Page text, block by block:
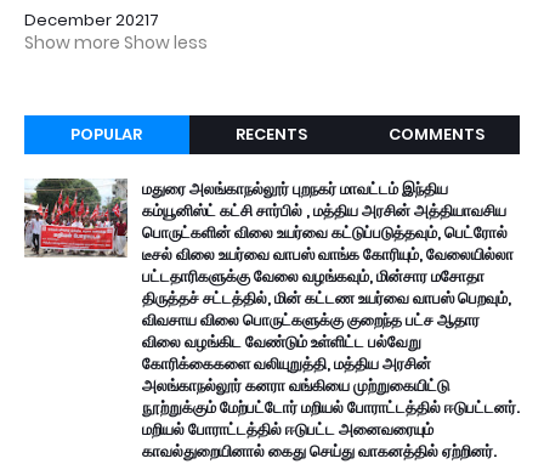
December 20217
Show more Show less
POPULAR RECENTS COMMENTS
மதுரை அலங்காநல்லூர் புறநகர் மாவட்டம் இந்திய
கம்யூனிஸ்ட் கட்சி சார்பில் , மத்திய அரசின் அத்தியாவசிய
பொருட்களின் விலை உயர்வை கட்டுப்படுத்தவும், பெட்ரோல்
டீசல் விலை உயர்வை வாபஸ் வாங்க கோரியும், வேலையில்லா
பட்டதாரிகளுக்கு வேலை வழங்கவும், மின்சார மசோதா
திருத்தச் சட்டத்தில், மின் கட்டண உயர்வை வாபஸ் பெறவும்,
விவசாய விலை பொருட்களுக்கு குறைந்த பட்ச ஆதார
விலை வழங்கிட வேண்டும் உள்ளிட்ட பல்வேறு
கோரிக்கைகளை வலியுறுத்தி, மத்திய அரசின்
அலங்காநல்லூர் கனரா வங்கியை முற்றுகையிட்டு
நூற்றுக்கும் மேற்பட்டோர் மறியல் போராட்டத்தில் ஈடுபட்டனர்.
மறியல் போராட்டத்தில் ஈடுபட்ட அனைவரையும்
காவல்துறையினால் கைது செய்து வாகனத்தில் ஏற்றினர்.